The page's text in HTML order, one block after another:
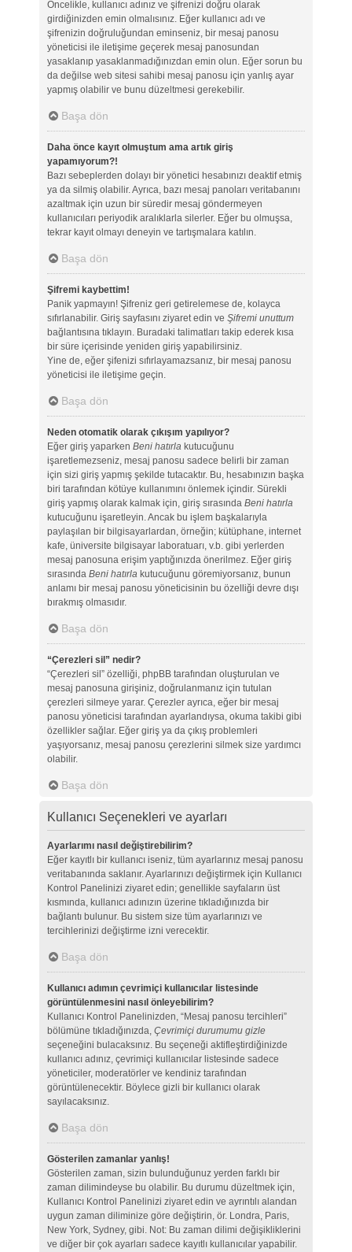
Öncelikle, kullanıcı adınız ve şifrenizi doğru olarak
girdiğinizden emin olmalısınız. Eğer kullanıcı adı ve
şifrenizin doğruluğundan eminseniz, bir mesaj panosu
yöneticisi ile iletişime geçerek mesaj panosundan
yasaklanıp yasaklanmadığınızdan emin olun. Eğer sorun bu
da değilse web sitesi sahibi mesaj panosu için yanlış ayar
yapmış olabilir ve bunu düzeltmesi gerekebilir.
Başa dön
Daha önce kayıt olmuştum ama artık giriş
yapamıyorum?!
Bazı sebeplerden dolayı bir yönetici hesabınızı deaktif etmiş
ya da silmiş olabilir. Ayrıca, bazı mesaj panoları veritabanını
azaltmak için uzun bir süredir mesaj göndermeyen
kullanıcıları periyodik aralıklarla silerler. Eğer bu olmuşsa,
tekrar kayıt olmayı deneyin ve tartışmalara katılın.
Başa dön
Şifremi kaybettim!
Panik yapmayın! Şifreniz geri getirelemese de, kolayca
sıfırlanabilir. Giriş sayfasını ziyaret edin ve Şifremi unuttum
bağlantısına tıklayın. Buradaki talimatları takip ederek kısa
bir süre içerisinde yeniden giriş yapabilirsiniz.
Yine de, eğer şifenizi sıfırlayamazsanız, bir mesaj panosu
yöneticisi ile iletişime geçin.
Başa dön
Neden otomatik olarak çıkışım yapılıyor?
Eğer giriş yaparken Beni hatırlakutucuğunu
işaretlemezseniz, mesaj panosu sadece belirli bir zaman
için sizi giriş yapmış şekilde tutacaktır. Bu, hesabınızın başka
biri tarafından kötüye kullanımını önlemek içindir. Sürekli
giriş yapmış olarak kalmak için, giriş sırasında Beni hatırla
kutucuğunu işaretleyin. Ancak bu işlem başkalarıyla
paylaşılan bir bilgisayarlardan, örneğin; kütüphane, internet
kafe, üniversite bilgisayar laboratuarı, v.b. gibi yerlerden
mesaj panosuna erişim yaptığınızda önerilmez. Eğer giriş
sırasında Beni hatırlakutucuğunu göremiyorsanız, bunun
anlamı bir mesaj panosu yöneticisinin bu özelliği devre dışı
bırakmış olmasıdır.
Başa dön
“Çerezleri sil” nedir?
“Çerezleri sil” özelliği, phpBB tarafından oluşturulan ve
mesaj panosuna girişiniz, doğrulanmanız için tutulan
çerezleri silmeye yarar. Çerezler ayrıca, eğer bir mesaj
panosu yöneticisi tarafından ayarlandıysa, okuma takibi gibi
özellikler sağlar. Eğer giriş ya da çıkış problemleri
yaşıyorsanız, mesaj panosu çerezlerini silmek size yardımcı
olabilir.
Başa dön
Kullanıcı Seçenekleri ve ayarları
Ayarlarımı nasıl değiştirebilirim?
Eğer kayıtlı bir kullanıcı iseniz, tüm ayarlarınız mesaj panosu
veritabanında saklanır. Ayarlarınızı değiştirmek için Kullanıcı
Kontrol Panelinizi ziyaret edin; genellikle sayfaların üst
kısmında, kullanıcı adınızın üzerine tıkladığınızda bir
bağlantı bulunur. Bu sistem size tüm ayarlarınızı ve
tercihlerinizi değiştirme izni verecektir.
Başa dön
Kullanıcı adımın çevrimiçi kullanıcılar listesinde
görüntülenmesini nasıl önleyebilirim?
Kullanıcı Kontrol Panelinizden, “Mesaj panosu tercihleri”
bölümüne tıkladığınızda, Çevrimiçi durumumu gizle
seçeneğini bulacaksınız. Bu seçeneği aktifleştirdiğinizde
kullanıcı adınız, çevrimiçi kullanıcılar listesinde sadece
yöneticiler, moderatörler ve kendiniz tarafından
görüntülenecektir. Böylece gizli bir kullanıcı olarak
sayılacaksınız.
Başa dön
Gösterilen zamanlar yanlış!
Gösterilen zaman, sizin bulunduğunuz yerden farklı bir
zaman dilimindeyse bu olabilir. Bu durumu düzeltmek için,
Kullanıcı Kontrol Panelinizi ziyaret edin ve ayrıntılı alandan
uygun zaman diliminize göre değiştirin, ör. Londra, Paris,
New York, Sydney, gibi. Not: Bu zaman dilimi değişikliklerini
ve diğer bir çok ayarları sadece kayıtlı kullanıcılar yapabilir.